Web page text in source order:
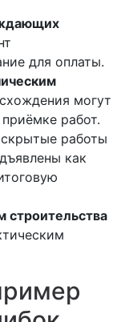
для оплаты.
могут
работ.
работы
как
строительства